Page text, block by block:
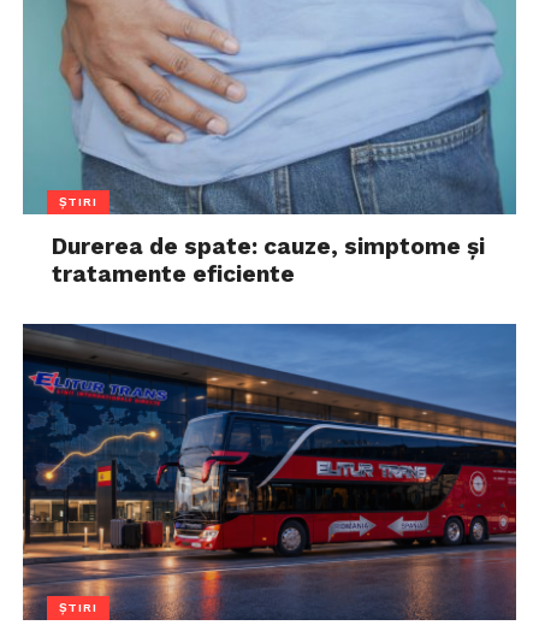
ȘTIRI
Durerea de spate: cauze, simptome și
tratamente eficiente
ȘTIRI